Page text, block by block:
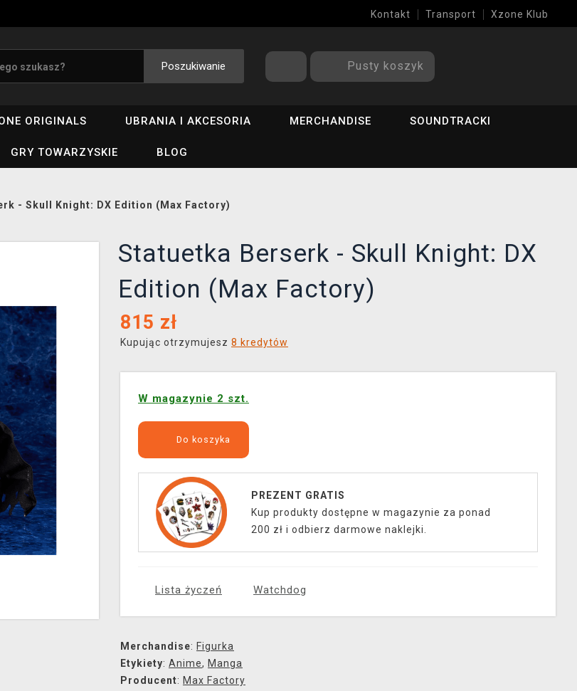
Kontakt Transport Xzone Klub
Poszukiwanie Pusty koszyk
ORIGINALS UBRANIA I AKCESORIA MERCHANDISE SOUNDTRACKI
GRY TOWARZYSKIE BLOG
- Skull Knight: DX Edition (Max Factory)
Statuetka Berserk - Skull Knight: DX
Edition (Max Factory)
815 zł
Kupując otrzymujesz 8 kredytów
W magazynie 2 szt.
Do koszyka
PREZENT GRATIS
Kup produkty dostępne w magazynie za ponad
200 zł i odbierz darmowe naklejki.
Lista życzeń Watchdog
Merchandise: Figurka
Etykiety: Anime, Manga
Producent: Max Factory